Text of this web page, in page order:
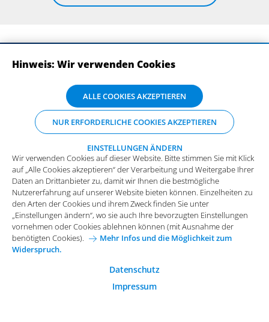
Impressum Datenschutz
Allgemeine Einkaufsbedingungen
Karriere bei Arvato Systems Kontakt
Wir verwenden Cookies auf dieser Website. Bitte stimmen Sie mit Klick
auf „Alle Cookies akzeptieren“ der Verarbeitung und Weitergabe Ihrer
Daten an Drittanbieter zu, damit wir Ihnen die bestmögliche
Nutzererfahrung auf unserer Website bieten können. Einzelheiten zu
den Arten der Cookies und ihrem Zweck finden Sie unter
„Einstellungen ändern“, wo sie auch Ihre bevorzugten Einstellungen
vornehmen oder Cookies ablehnen können (mit Ausnahme der
benötigten Cookies).
Mehr Infos und die Möglichkeit zum
Widerspruch.
Datenschutz
Impressum
Hinweis: Wir verwenden Cookies
ALLE COOKIES AKZEPTIEREN
NUR ERFORDERLICHE COOKIES AKZEPTIEREN
EINSTELLUNGEN ÄNDERN
Wir verwenden Cookies auf dieser Website. Bitte stimmen Sie mit Klick
auf „Alle Cookies akzeptieren“ der Verarbeitung und Weitergabe Ihrer
Daten an Drittanbieter zu, damit wir Ihnen die bestmögliche
Nutzererfahrung auf unserer Website bieten können. Einzelheiten zu
den Arten der Cookies und ihrem Zweck finden Sie unter
„Einstellungen ändern“, wo sie auch Ihre bevorzugten Einstellungen
vornehmen oder Cookies ablehnen können (mit Ausnahme der
benötigten Cookies).
Mehr Infos und die Möglichkeit zum
Widerspruch.
Funktionale Cookies
Diese Cookies sind essenziell wichtig für die einwandfreie
Funktion der Website.
Analytische Cookies
Analytische Cookies werden verwendet, um das